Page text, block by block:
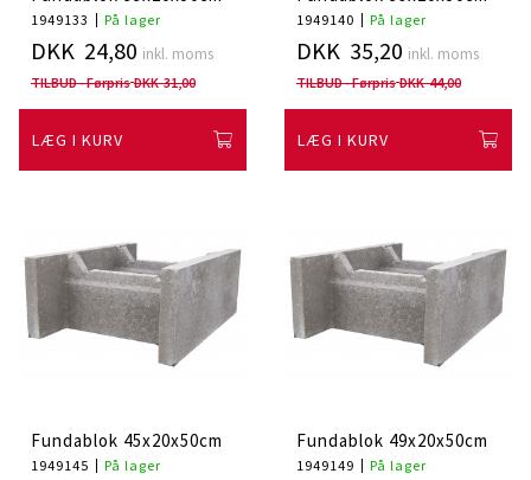
1949133 På lager
DKK 24,80 inkl. moms
TILBUD - Førpris DKK 31,00
LÆG I KURV
1949140 På lager
DKK 35,20 inkl. moms
TILBUD - Førpris DKK 44,00
LÆG I KURV
Fundablok 45x20x50cm
1949145 På lager
Fundablok 49x20x50cm
1949149 På lager